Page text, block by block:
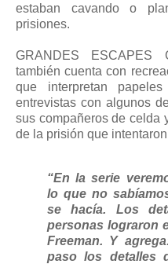
estaban cavando o
prisiones.
GRANDES ESCAPES
también cuenta con
que interpretan
entrevistas con algunos
sus compañeros de celda
de la prisión que
“En la serie
lo que no
se hacía. Los
personas lograron
Freeman. Y
paso los detalles